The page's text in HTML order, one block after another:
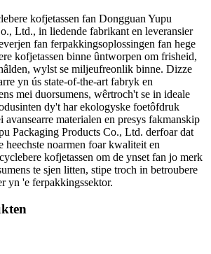
kofjetassen fan Dongguan Yupu
Ltd., in liedende fabrikant en leveransier
fan ferpakkingsoplossingen fan hege
kofjetassen binne ûntworpen om frisheid,
wylst se miljeufreonlik binne. Dizze
yn ús state-of-the-art fabryk en
mei duorsumens, wêrtroch't se in ideale
dy't har ekologyske foetôfdruk
materialen en presys fakmanskip
Packaging Products Co., Ltd. derfoar dat
heechste noarmen foar kwaliteit en
kofjetassen om de ynset fan jo merk
te sjen litten, stipe troch in betroubere
yn 'e ferpakkingssektor.